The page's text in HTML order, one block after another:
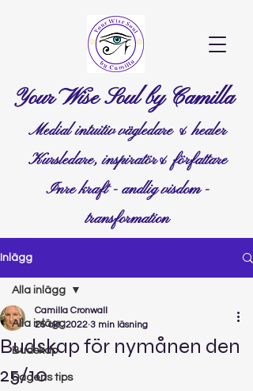
Your Wise Soul by Camilla
Medial intuitiv vägledare & healer
Kursledare, inspiratör& författare
Inre kraft - andlig visdom -
transformation
Inlägg
Alla inlägg
Budskap
Dagens tips
Alla inlägg
Budskap för nymånen den
25/10
Camilla Cronwall
25 okt. 2022 3 min läsning